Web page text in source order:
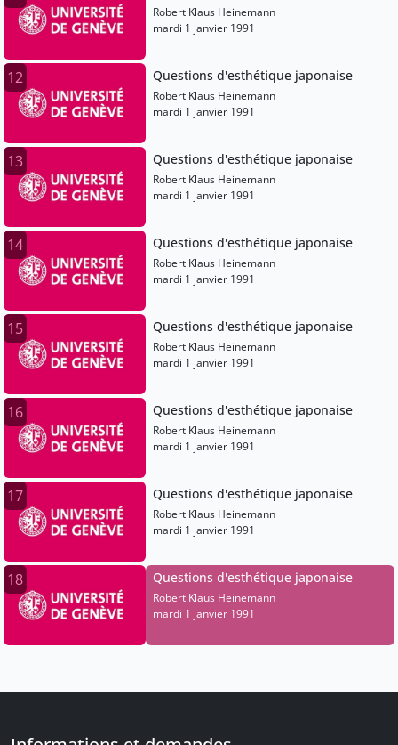
Robert Klaus Heinemann
mardi 1 janvier 1991
12 Questions d'esthétique japonaise
Robert Klaus Heinemann
mardi 1 janvier 1991
13 Questions d'esthétique japonaise
Robert Klaus Heinemann
mardi 1 janvier 1991
14 Questions d'esthétique japonaise
Robert Klaus Heinemann
mardi 1 janvier 1991
15 Questions d'esthétique japonaise
Robert Klaus Heinemann
mardi 1 janvier 1991
16 Questions d'esthétique japonaise
Robert Klaus Heinemann
mardi 1 janvier 1991
17 Questions d'esthétique japonaise
Robert Klaus Heinemann
mardi 1 janvier 1991
18 Questions d'esthétique japonaise
Robert Klaus Heinemann
mardi 1 janvier 1991